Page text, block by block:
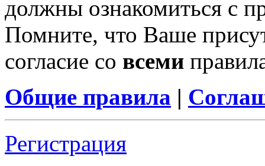
должны ознакомиться с
Помните, что Ваше
согласие со всеми
Общие правила |
Регистрация